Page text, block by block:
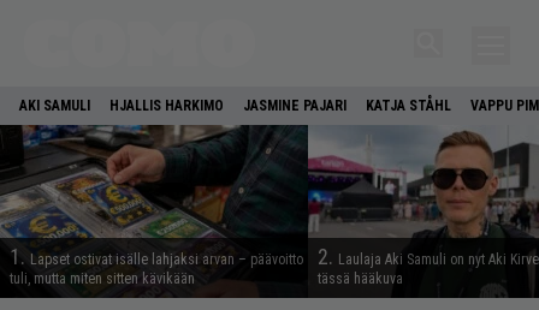
AKI SAMULI HJALLIS HARKIMO JASMINE PAJARI KATJA STÅHL VAPPU
1. Lapset ostivat isälle lahjaksi arvan – päävoitto
tuli, mutta miten sitten kävikään
2. Laulaja Aki Samuli on nyt Aki
tässä hääkuva